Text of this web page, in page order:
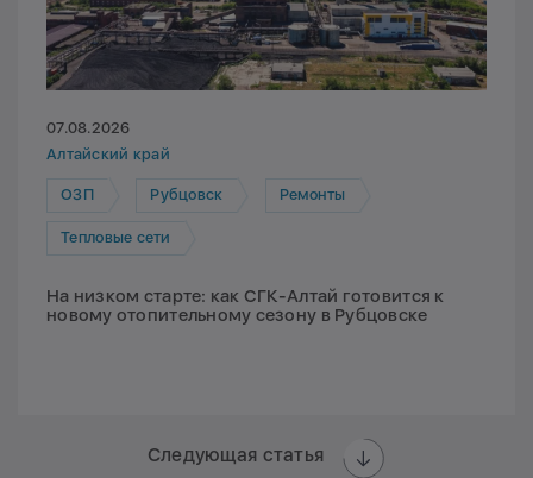
07.08.2026
Алтайский край
ОЗП Рубцовск Ремонты
Тепловые сети
На низком старте: как СГК-Алтай готовится к
новому отопительному сезону в Рубцовске
Следующая статья